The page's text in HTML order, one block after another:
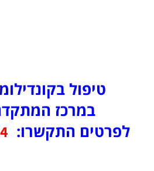
טיפול
במרכז
לפרטים התקשרו: